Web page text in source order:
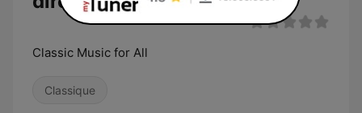
Classic Music for All
Classique